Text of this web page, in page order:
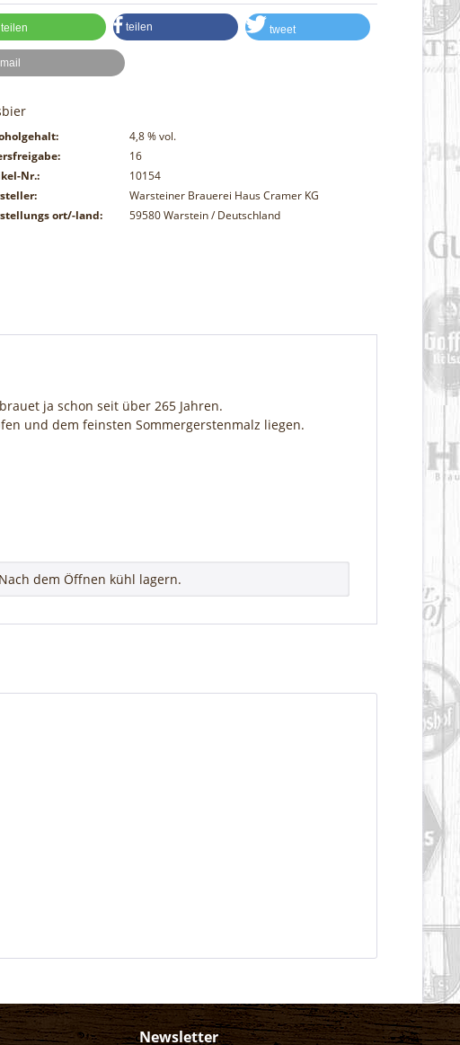
teilen teilen tweet
mail
4,8% vol.
16
Nr.:
10154
Warsteiner Brauerei Haus Cramer KG
ort/-land:
59580 Warstein / Deutschland
ja schon seit über 265 Jahren.
und dem feinsten Sommergerstenmalz liegen.
dem Öffnen kühl lagern.
Newsletter